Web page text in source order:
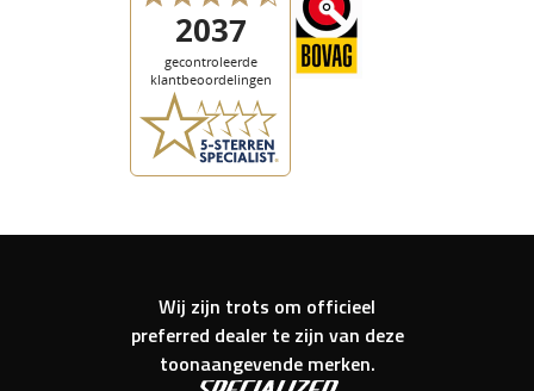
Wij zijn trots om officieel
preferred dealer te zijn van deze
toonaangevende merken.